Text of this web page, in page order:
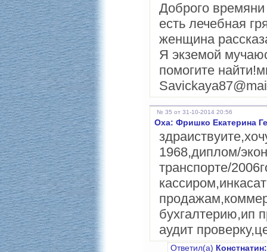
Доброго времяни
есть лечебная
женщина
Я экземой
помогите
№ 35 от 31-10-2014 20:56
Оха: Фришко Екатерина
1968,диплом/
транспорте/
бухгалтерию,ип
аудит
Ответил(а) Констнатин: